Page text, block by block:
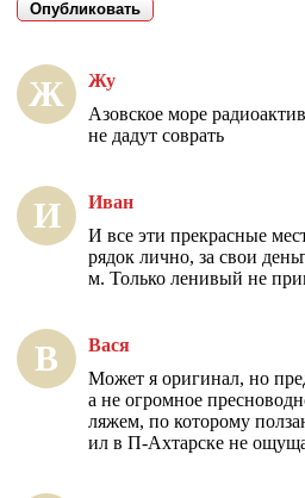
Ж Жу
Азовское море
не дадут соврать
И Иван
И все эти прекрасные
рядок лично, за свои
м. Только ленивый не
В Вася
Может я оригинал, но
а не огромное
ляжем, по которому
ил в П-Ахтарске не